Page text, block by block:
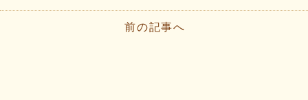
前の記事へ